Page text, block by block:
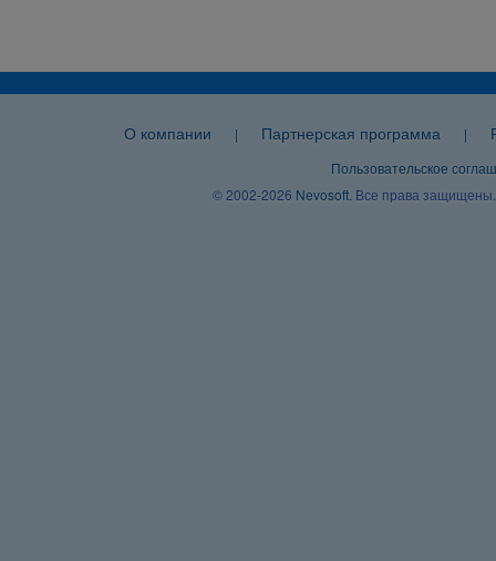
О компании | Партнерская программа |
Пользовательское
© 2002-2026 Nevosoft. Все права защищены